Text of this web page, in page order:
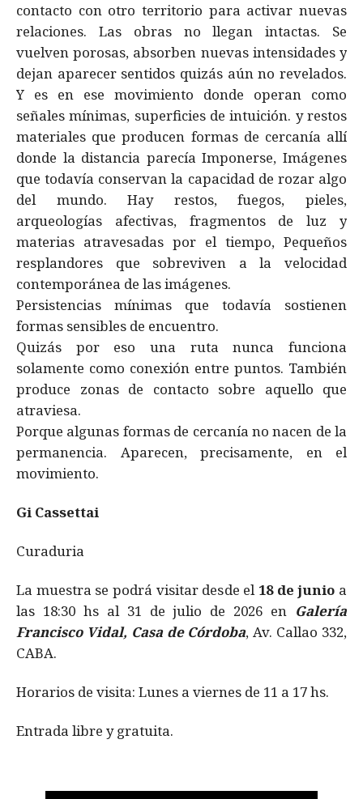
contacto con otro territorio para activar nuevas
relaciones. Las obras no llegan intactas. Se
vuelven porosas, absorben nuevas intensidades y
dejan aparecer sentidos quizás aún no revelados.
Y es en ese movimiento donde operan como
señales mínimas, superficies de intuición. y restos
materiales que producen formas de cercanía allí
donde la distancia parecía Imponerse, Imágenes
que todavía conservan la capacidad de rozar algo
del mundo. Hay restos, fuegos, pieles,
arqueologías afectivas, fragmentos de luz y
materias atravesadas por el tiempo, Pequeños
resplandores que sobreviven a la velocidad
contemporánea de las imágenes.
Persistencias mínimas que todavía sostienen
formas sensibles de encuentro.
Quizás por eso una ruta nunca funciona
solamente como conexión entre puntos. También
produce zonas de contacto sobre aquello que
atraviesa.
Porque algunas formas de cercanía no nacen de la
permanencia. Aparecen, precisamente, en el
movimiento.
Gi Cassettai
Curaduria
La muestra se podrá visitar desde el 18 de junio a
las 18:30 hs al 31 de julio de 2026 en Galería
Francisco Vidal, Casa de Córdoba, Av. Callao 332,
CABA.
Horarios de visita: Lunes a viernes de 11 a 17 hs.
Entrada libre y gratuita.